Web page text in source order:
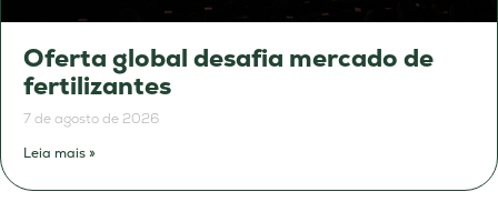
Oferta global desafia mercado de
fertilizantes
7 de agosto de 2026
Leia mais »